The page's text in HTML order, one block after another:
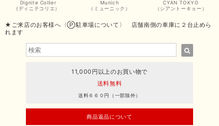
Dignite Collier
(ディニテコリエ）
Munich
（ミューニック）
CYAN TOKYO
（シアントーキョー）
★ご来店のお客様へ〈Ⓟ駐車場について〉 店舗南側の車庫に２台止めら
れます
11,000円以上のお買い物で
送料無料
送料６６０円（一部除外）
商品返品について